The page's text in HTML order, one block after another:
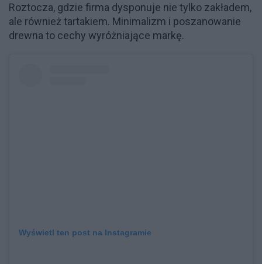
Roztocza, gdzie firma dysponuje nie tylko zakładem,
ale również tartakiem. Minimalizm i poszanowanie
drewna to cechy wyróżniające markę.
Wyświetl ten post na Instagramie